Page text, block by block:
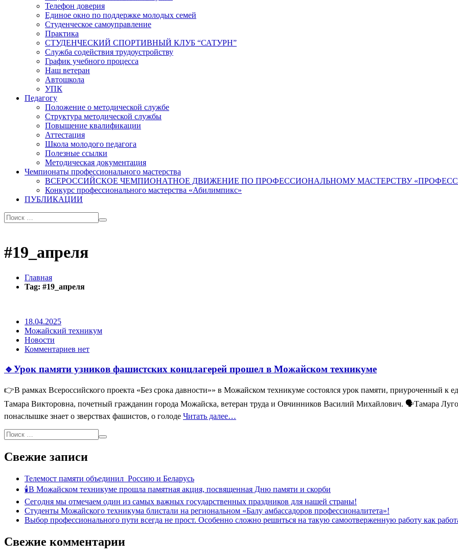
Телефон доверия
Единое окно по поддержке молодых семей
Студенческое самоуправление
Практика
СТУДЕНЧЕСКИЙ СПОРТИВНЫЙ КЛУБ “САТУРН”
Служба содействия трудоустройству
График учебного процесса
Наш ветеран
Автошкола
УПК
Педагогу
Положение о методической службе
Структура методической службы
Повышение квалификации
Аттестация
Школа молодого педагога
Полезные ссылки
Методическая документация
Чемпионаты профессионального мастерства
ВСЕРОССИЙСКОЕ ЧЕМПИОНАТНОЕ ДВИЖЕНИЕ ПО ПРОФЕССИОНАЛЬНОМУ МАСТЕРСТВУ
Конкурс профессионального мастерства «Абилимпикс»
ПУБЛИКАЦИИ
#19_апреля
Главная
Tag: #19_апреля
18.04.2025
Можайский техникум
Новости
Комментариев нет
🔹Урок памяти узников фашистских концлагерей прошел в Можайском техникуме
👉В рамках Всероссийского проекта «Без срока давности»» в Можайском техникуме состоялся урок памяти, приуроченный
Тамара Викторовна, почетный гражданин города Можайска, ветеран труда и Овчинников Василий Михайлович. 🗣Тамара
понаслышке знает о зверствах фашистов, о голоде Читать далее…
Свежие записи
Телемост памяти объединил Россию и Беларусь
🕯В Можайском техникуме прошла памятная акция, посвященная Дню памяти и скорби
Сегодня мы отмечаем один из самых важных государственных праздников для нашей страны!
Студенты Можайского техникума блистали на региональном «Балу амбассадоров профессионалитета»!
Выбор профессионального пути всегда не прост. Особенно сложно решиться на такую самоотверженную работу как
Свежие комментарии